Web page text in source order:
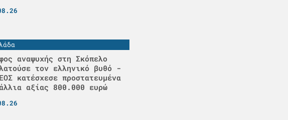
αναψυχής στη Σκόπελο
τον ελληνικό βυθό -
κατέσχεσε προστατευμένα
αξίας 800.000 ευρώ